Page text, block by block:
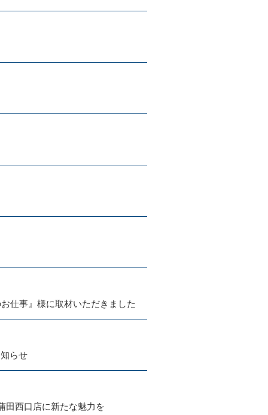
仕事』様に取材いただきました
らせ
田西口店に新たな魅力を